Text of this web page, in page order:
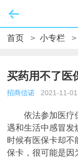
首页 > 小专栏 >
买药用不了医
招商信诺 2021-11-
依法参加医疗保
遇和生活中感冒发
时候有医保卡却不
保卡，很可能是因